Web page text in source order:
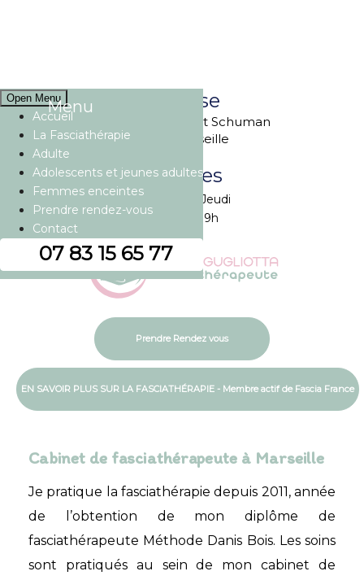
Open MenuMenu
Accueil
La Fasciathérapie
Adulte
Adolescents et jeunes adultes
Femmes enceintes
Prendre rendez-vous
Contact
07 83 15 65 77
Adresse
29 Avenue Robert Schuman
13002 Marseille
Horaires
Du lundi au Jeudi
De 14h à 19h
Prendre Rendez vous
EN SAVOIR PLUS SUR LA FASCIATHÉRAPIE - Membre actif de Fascia France
Cabinet de fasciathérapeute à Marseille
Je pratique la fasciathérapie depuis 2011, année
de l’obtention de mon diplôme de
fasciathérapeute Méthode Danis Bois. Les soins
sont pratiqués au sein de mon cabinet de